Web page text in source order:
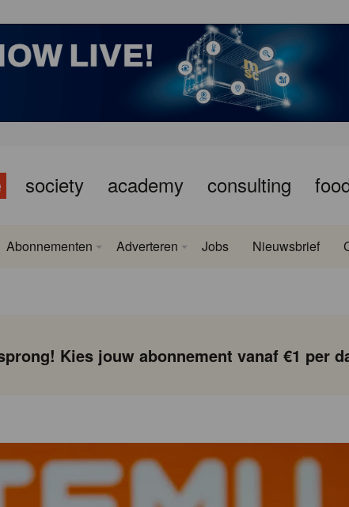
society academy consulting
Abonnementen Adverteren Jobs Nieuwsbrief
Kies jouw abonnement vanaf €1 per